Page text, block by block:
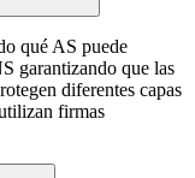
qué AS puede
garantizando que las
diferentes capas
firmas